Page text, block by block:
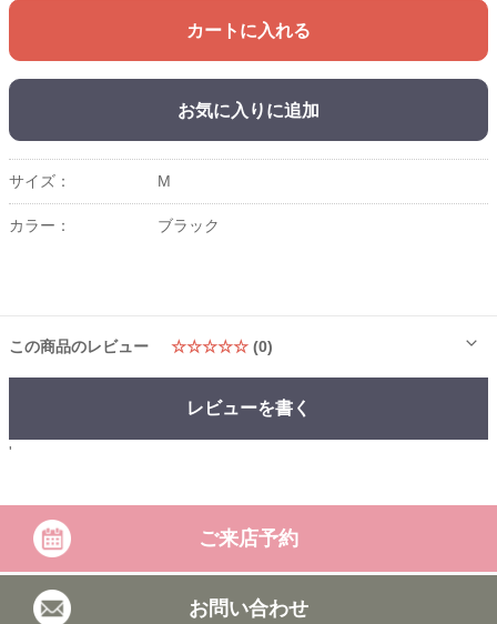
カートに入れる
お気に入りに追加
サイズ： M
カラー： ブラック
この商品のレビュー ☆☆☆☆☆ (0)
レビューを書く
'
ご来店予約
お問い合わせ